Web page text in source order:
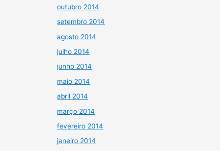
outubro 2014
setembro 2014
agosto 2014
julho 2014
junho 2014
maio 2014
abril 2014
março 2014
fevereiro 2014
janeiro 2014